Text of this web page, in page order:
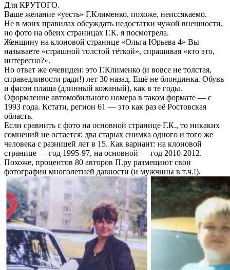
Для КРУТОГО.
Ваше желание «уесть» Г.Клименко, похоже, неиссякаемо.
Не в моих правилах обсуждать недостатки чужой внешности,
но фото на обеих страницах Г.К. я посмотрела.
Женщину на клоновой странице «Ольга Юрьева 4» Вы
называете «страшной толстой тёткой», спрашивая «кто это,
интересно?».
Но ответ же очевиден: это Г.Клименко (и вовсе не толстая,
справедливости ради!) лет 30 назад. Ещё не блондинка. Обувь
и фасон плаща (длинный кожаный), как в те годы.
Оформление автомобильного номера в таком формате — с
1993 года. Кстати, регион 61 — это как раз её Ростовская
область.
Если сравнить с фото на основной странице Г.К., то никаких
сомнений не остается: два старых снимка одного и того же
человека с разницей лет в 15. Как вариант: на клоновой
странице — год 1995-97, на основной — год 2010-2012.
Похоже, процентов 80 авторов П.ру размещают свои
фотографии многолетней давности (и мужчины в т.ч.!).